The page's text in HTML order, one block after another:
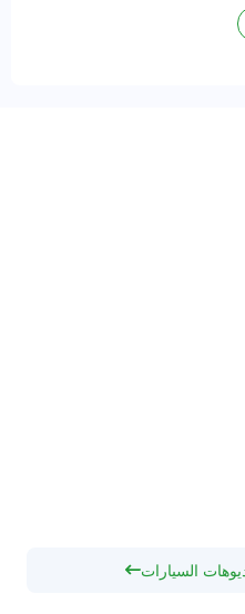
السيارات